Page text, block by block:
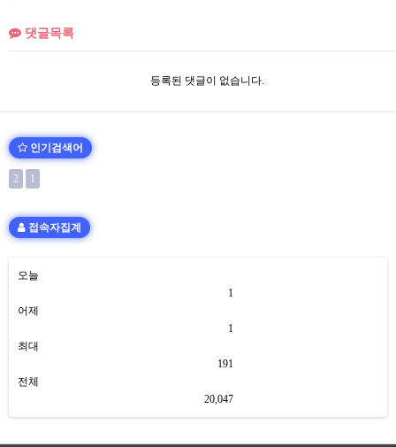
댓글목록
등록된 댓글이 없습니다.
인기검색어
2 1
접속자집계
오늘
1
어제
1
최대
191
전체
20,047